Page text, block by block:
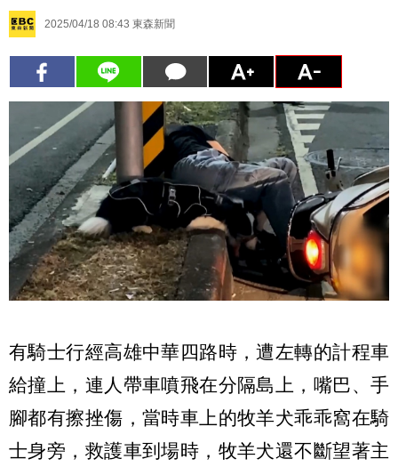
2025/04/18 08:43 東森新聞
有騎士行經高雄中華四路時，遭左轉的計程車
給撞上，連人帶車噴飛在分隔島上，嘴巴、手
腳都有擦挫傷，當時車上的牧羊犬乖乖窩在騎
士身旁，救護車到場時，牧羊犬還不斷望著主